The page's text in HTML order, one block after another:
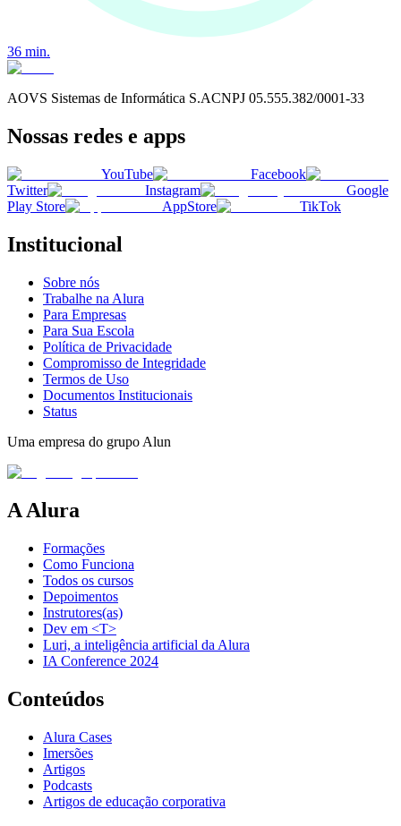
36 min.
AOVS Sistemas de Informática S.ACNPJ 05.555.382/0001-33
Nossas redes e apps
YouTube
Facebook
Twitter
Instagram
Google
Play Store
AppStore TikTok
Institucional
Sobre nós
Trabalhe na Alura
Para Empresas
Para Sua Escola
Política de Privacidade
Compromisso de Integridade
Termos de Uso
Documentos Institucionais
Status
Uma empresa do grupo Alun
A Alura
Formações
Como Funciona
Todos os cursos
Depoimentos
Instrutores(as)
Dev em <T>
Luri, a inteligência artificial da Alura
IA Conference 2024
Conteúdos
Alura Cases
Imersões
Artigos
Podcasts
Artigos de educação corporativa